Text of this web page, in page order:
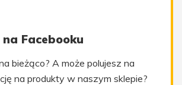
na Facebooku
bieżąco? A może polujesz na
na produkty w naszym sklepie?